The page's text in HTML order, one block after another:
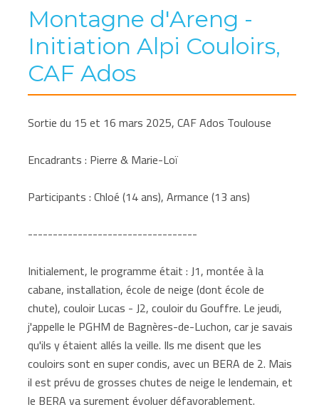
Montagne d'Areng -
Initiation Alpi Couloirs,
CAF Ados
Sortie du 15 et 16 mars 2025, CAF Ados Toulouse
Encadrants : Pierre & Marie-Loï
Participants : Chloé (14 ans), Armance (13 ans)
----------------------------------
Initialement, le programme était : J1, montée à la
cabane, installation, école de neige (dont école de
chute), couloir Lucas - J2, couloir du Gouffre. Le jeudi,
j'appelle le PGHM de Bagnères-de-Luchon, car je savais
qu'ils y étaient allés la veille. Ils me disent que les
couloirs sont en super condis, avec un BERA de 2. Mais
il est prévu de grosses chutes de neige le lendemain, et
le BERA va surement évoluer défavorablement.